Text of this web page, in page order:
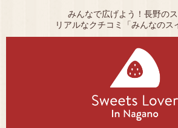
みんなで広げよう！長野の
リアルなクチコミ「みんなのス